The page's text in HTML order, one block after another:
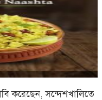
করেছেন, সন্দেশখালিতে